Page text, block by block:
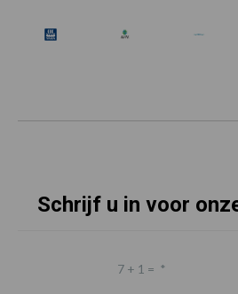
Schrijf u in voor
7 + 1 = *